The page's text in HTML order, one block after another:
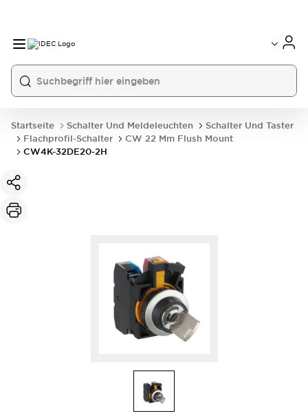
Startseite Schalter Und Meldeleuchten
Schalter Und Taster
Flachprofil-Schalter
CW 22 Mm Flush Mount
CW4K-32DE20-2H